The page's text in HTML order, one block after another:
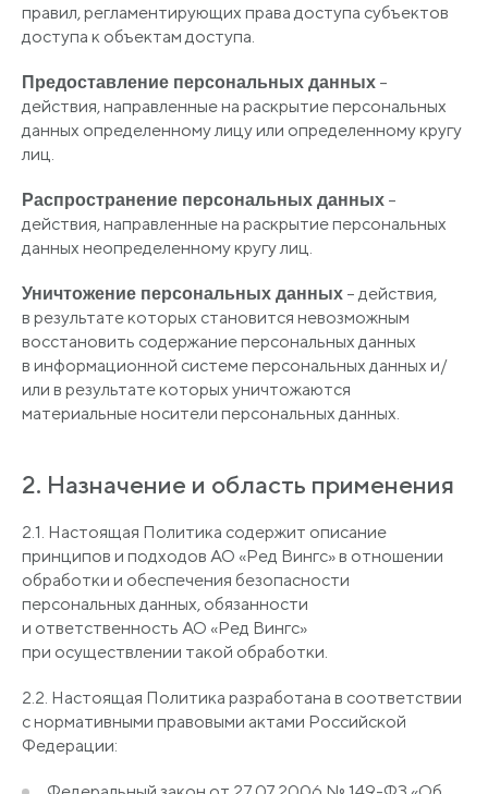
правил, регламентирующих права доступа субъектов
доступа к объектам доступа.
Предоставление персональных данных –
действия, направленные на раскрытие персональных
данных определенному лицу или определенному кругу
лиц.
Распространение персональных данных –
действия, направленные на раскрытие персональных
данных неопределенному кругу лиц.
Уничтожение персональных данных – действия,
в результате которых становится невозможным
восстановить содержание персональных данных
в информационной системе персональных данных и/
или в результате которых уничтожаются
материальные носители персональных данных.
2. Назначение и область применения
2.1. Настоящая Политика содержит описание
принципов и подходов АО «Ред Вингс» в отношении
обработки и обеспечения безопасности
персональных данных, обязанности
и ответственность АО «Ред Вингс»
при осуществлении такой обработки.
2.2. Настоящая Политика разработана в соответствии
с нормативными правовыми актами Российской
Федерации: